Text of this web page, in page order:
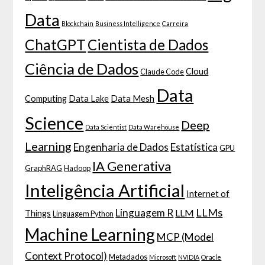
Data Blockchain Business Intelligence Carreira
ChatGPTCientista de Dados
Ciência de Dados Claude Code Cloud
Computing Data Lake Data Mesh Data
Science Data Scientist Data Warehouse Deep
Learning Engenharia de Dados Estatística GPU
GraphRAG Hadoop IA Generativa
Inteligência Artificial Internet of
Things Linguagem Python Linguagem R LLM LLMs
Machine Learning MCP (Model
Context Protocol) Metadados Microsoft NVIDIA Oracle